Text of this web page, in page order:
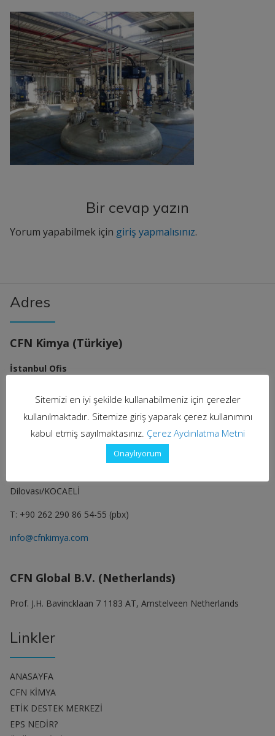
Bir cevap yazın
Yorum yapabilmek için giriş yapmalısınız.
Adres
CFN Kimya (Türkiye)
İstanbul Ofis
Kapı No: 6, 34662 Üsküdar/İstanbul
T: +90 216 651 86 55
Dilovası/KOCAELİ
T: +90 262 290 86 54-55 (pbx)
info@cfnkimya.com
CFN Global B.V. (Netherlands)
Prof. J.H. Bavincklaan 7 1183 AT, Amstelveen Netherlands
Linkler
ANASAYFA
CFN KİMYA
ETİK DESTEK MERKEZİ
EPS NEDİR?
Sitemizi en iyi şekilde kullanabilmeniz için çerezler
kullanılmaktadır. Sitemize giriş yaparak çerez kullanımını
kabul etmiş sayılmaktasınız. Çerez Aydınlatma Metni
Onaylıyorum